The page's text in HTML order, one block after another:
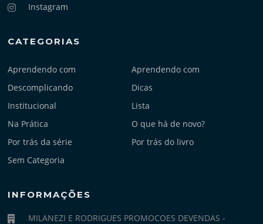
Instagram
CATEGORIAS
Aprendendo com
Aprendendo com
Descomplicando
Dicas
Institucional
Lista
Na Prática
O que há de novo?
Por trás da série
Por trás do livro
Sem Categoria
INFORMAÇÕES
MILANEZI E RODRIGUES PROMOCOES DEVENDAS -